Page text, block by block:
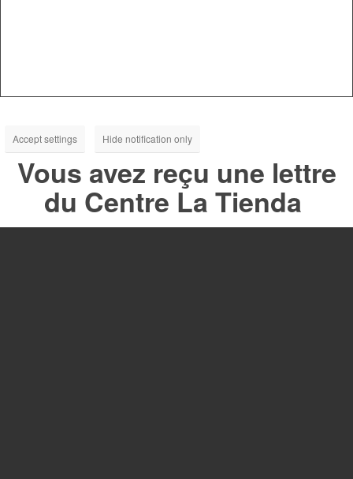
Accept settings Hide notification only
Vous avez reçu une lettre
du Centre La Tienda